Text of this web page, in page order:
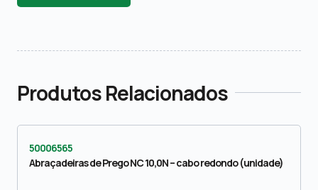
Produtos Relacionados
50006565
Abraçadeiras de Prego NC 10,0N – cabo redondo (unidade)